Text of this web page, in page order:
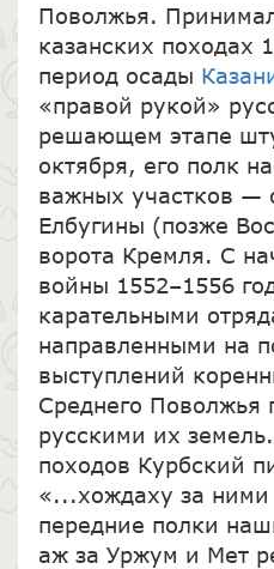
Поволжья.
казанских походах
период осады
«правой рукой»
решающем этапе
октября, его полк
важных участков —
Елбугины (позже
ворота Кремля. С
войны 1552–1556
карательными
направленными на
выступлений
Среднего Поволжья
русскими их
походов Курбский
«...хождаху за
передние полки
аж за Уржум и Мет